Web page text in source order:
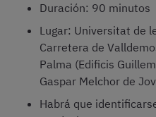
Duración: 90 minutos
Lugar: Universitat de
Carretera de
Palma (Edificis
Gaspar Melchor de
Habrá que